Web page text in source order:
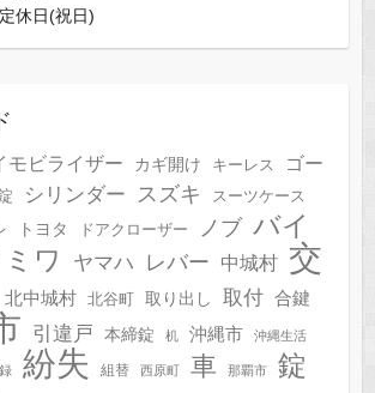
定休日(祝日)
モビライザー カギ開け キーレス
ゴー
シリンダー スズキ
スーツケース
トヨタ ドアクローザー ノブ バイ
ミワ ヤマハ レバー 中城村 交
北中城村 北谷町 取り出し 取付 合鍵
引違戸 本締錠 机 沖縄市 沖縄生活
紛失 組替 西原町 車 那覇市
錠